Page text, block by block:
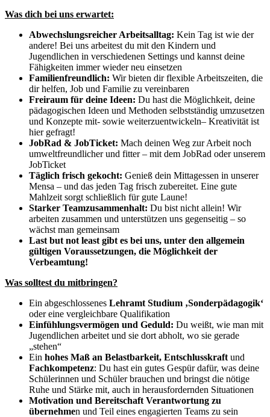
Was dich bei uns erwartet:
Abwechslungsreicher Arbeitsalltag: Kein Tag ist wie der
andere! Bei uns arbeitest du mit den Kindern und
Jugendlichen in verschiedenen Settings und kannst deine
Fähigkeiten immer wieder neu einsetzen
Familienfreundlich: Wir bieten dir flexible Arbeitszeiten, die
dir helfen, Job und Familie zu vereinbaren
Freiraum für deine Ideen: Du hast die Möglichkeit, deine
pädagogischen Ideen und Methoden selbstständig umzusetzen
und Konzepte mit- sowie weiterzuentwickeln– Kreativität ist
hier gefragt!
JobRad & JobTicket: Mach deinen Weg zur Arbeit noch
umweltfreundlicher und fitter – mit dem JobRad oder unserem
JobTicket
Täglich frisch gekocht: Genieß dein Mittagessen in unserer
Mensa – und das jeden Tag frisch zubereitet. Eine gute
Mahlzeit sorgt schließlich für gute Laune!
Starker Teamzusammenhalt: Du bist nicht allein! Wir
arbeiten zusammen und unterstützen uns gegenseitig – so
wächst man gemeinsam
Last but not least gibt es bei uns, unter den allgemein
gültigen Voraussetzungen, die Möglichkeit der
Verbeamtung!
Was solltest du mitbringen?
Ein abgeschlossenes Lehramt Studium ‚Sonderpädagogik‘
oder eine vergleichbare Qualifikation
Einfühlungsvermögen und Geduld: Du weißt, wie man mit
Jugendlichen arbeitet und sie dort abholt, wo sie gerade
„stehen“
Ein hohes Maß an Belastbarkeit, Entschlusskraft und
Fachkompetenz: Du hast ein gutes Gespür dafür, was deine
Schülerinnen und Schüler brauchen und bringst die nötige
Ruhe und Stärke mit, auch in herausfordernden Situationen
Motivation und Bereitschaft Verantwortung zu
übernehmen und Teil eines engagierten Teams zu sein